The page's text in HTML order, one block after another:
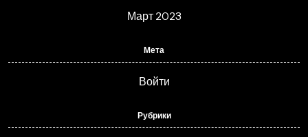
Март 2023
Мета
Войти
Рубрики